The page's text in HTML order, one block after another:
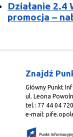
Działanie 2.4
promocja –
Znajdź
Główny Punkt
ul. Leona
tel.: 77 44 04
e-mail: